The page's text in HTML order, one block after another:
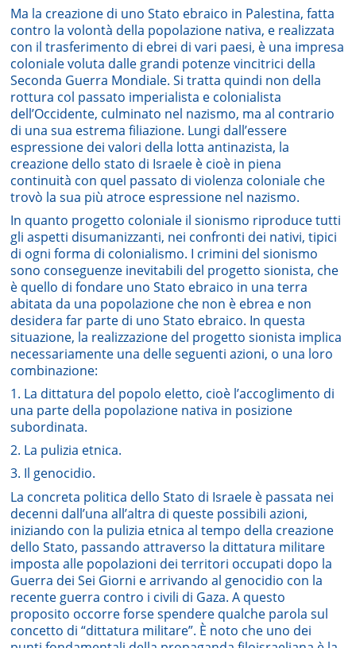
Ma la creazione di uno Stato ebraico in Palestina, fatta
contro la volontà della popolazione nativa, e realizzata
con il trasferimento di ebrei di vari paesi, è una impresa
coloniale voluta dalle grandi potenze vincitrici della
Seconda Guerra Mondiale. Si tratta quindi non della
rottura col passato imperialista e colonialista
dell’Occidente, culminato nel nazismo, ma al contrario
di una sua estrema filiazione. Lungi dall’essere
espressione dei valori della lotta antinazista, la
creazione dello stato di Israele è cioè in piena
continuità con quel passato di violenza coloniale che
trovò la sua più atroce espressione nel nazismo.
In quanto progetto coloniale il sionismo riproduce tutti
gli aspetti disumanizzanti, nei confronti dei nativi, tipici
di ogni forma di colonialismo. I crimini del sionismo
sono conseguenze inevitabili del progetto sionista, che
è quello di fondare uno Stato ebraico in una terra
abitata da una popolazione che non è ebrea e non
desidera far parte di uno Stato ebraico. In questa
situazione, la realizzazione del progetto sionista implica
necessariamente una delle seguenti azioni, o una loro
combinazione:
1. La dittatura del popolo eletto, cioè l’accoglimento di
una parte della popolazione nativa in posizione
subordinata.
2. La pulizia etnica.
3. Il genocidio.
La concreta politica dello Stato di Israele è passata nei
decenni dall’una all’altra di queste possibili azioni,
iniziando con la pulizia etnica al tempo della creazione
dello Stato, passando attraverso la dittatura militare
imposta alle popolazioni dei territori occupati dopo la
Guerra dei Sei Giorni e arrivando al genocidio con la
recente guerra contro i civili di Gaza. A questo
proposito occorre forse spendere qualche parola sul
concetto di “dittatura militare”. È noto che uno dei